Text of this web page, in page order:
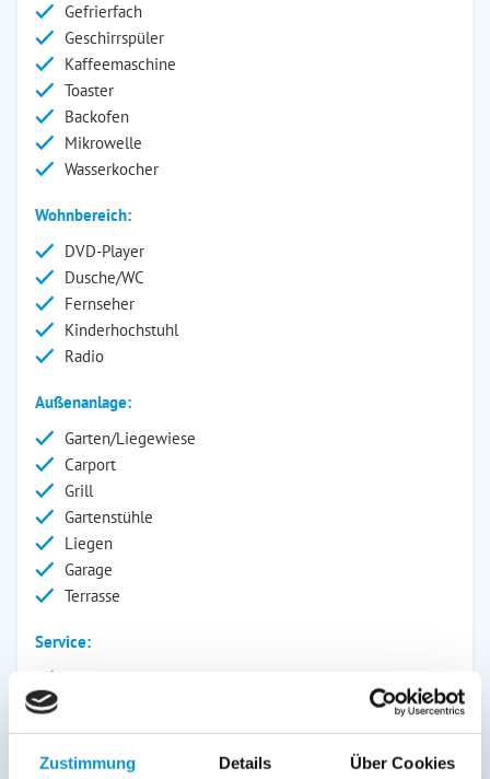
Zustimmung Details Über Cookies
Gefrierfach
Geschirrspüler
Kaffeemaschine
Toaster
Backofen
Mikrowelle
Wasserkocher
Wohnbereich:
DVD-Player
Dusche/WC
Fernseher
Kinderhochstuhl
Radio
Außenanlage:
Garten/Liegewiese
Carport
Grill
Gartenstühle
Liegen
Garage
Terrasse
Service:
Fahrräder